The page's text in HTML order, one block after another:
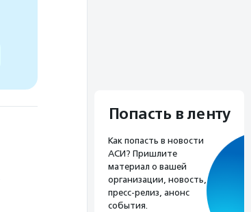
Попасть в ленту
Как попасть в новости
АСИ? Пришлите
материал о вашей
организации, новость,
пресс-релиз, анонс
события.